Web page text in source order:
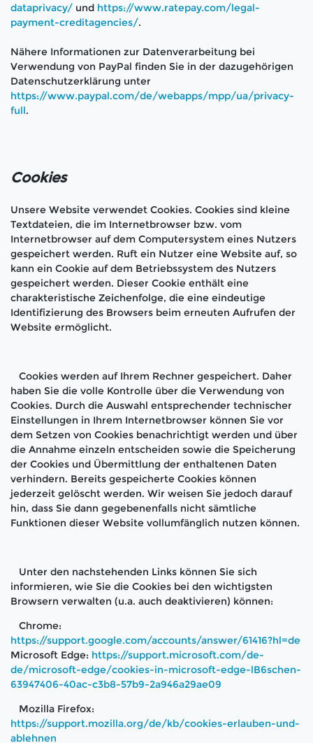
dataprivacy/ und https://www.ratepay.com/legal-
payment-creditagencies/.
Nähere Informationen zur Datenverarbeitung bei
Verwendung von PayPal finden Sie in der dazugehörigen
Datenschutzerklärung unter
https://www.paypal.com/de/webapps/mpp/ua/privacy-
full.
Cookies
Unsere Website verwendet Cookies. Cookies sind kleine
Textdateien, die im Internetbrowser bzw. vom
Internetbrowser auf dem Computersystem eines Nutzers
gespeichert werden. Ruft ein Nutzer eine Website auf, so
kann ein Cookie auf dem Betriebssystem des Nutzers
gespeichert werden. Dieser Cookie enthält eine
charakteristische Zeichenfolge, die eine eindeutige
Identifizierung des Browsers beim erneuten Aufrufen der
Website ermöglicht.
Cookies werden auf Ihrem Rechner gespeichert. Daher
haben Sie die volle Kontrolle über die Verwendung von
Cookies. Durch die Auswahl entsprechender technischer
Einstellungen in Ihrem Internetbrowser können Sie vor
dem Setzen von Cookies benachrichtigt werden und über
die Annahme einzeln entscheiden sowie die Speicherung
der Cookies und Übermittlung der enthaltenen Daten
verhindern. Bereits gespeicherte Cookies können
jederzeit gelöscht werden. Wir weisen Sie jedoch darauf
hin, dass Sie dann gegebenenfalls nicht sämtliche
Funktionen dieser Website vollumfänglich nutzen können.
Unter den nachstehenden Links können Sie sich
informieren, wie Sie die Cookies bei den wichtigsten
Browsern verwalten (u.a. auch deaktivieren) können:
Chrome:
https://support.google.com/accounts/answer/61416?hl=de
Microsoft Edge: https://support.microsoft.com/de-
de/microsoft-edge/cookies-in-microsoft-edge-lB6schen-
63947406-40ac-c3b8-57b9-2a946a29ae09
Mozilla Firefox:
https://support.mozilla.org/de/kb/cookies-erlauben-und-
ablehnen